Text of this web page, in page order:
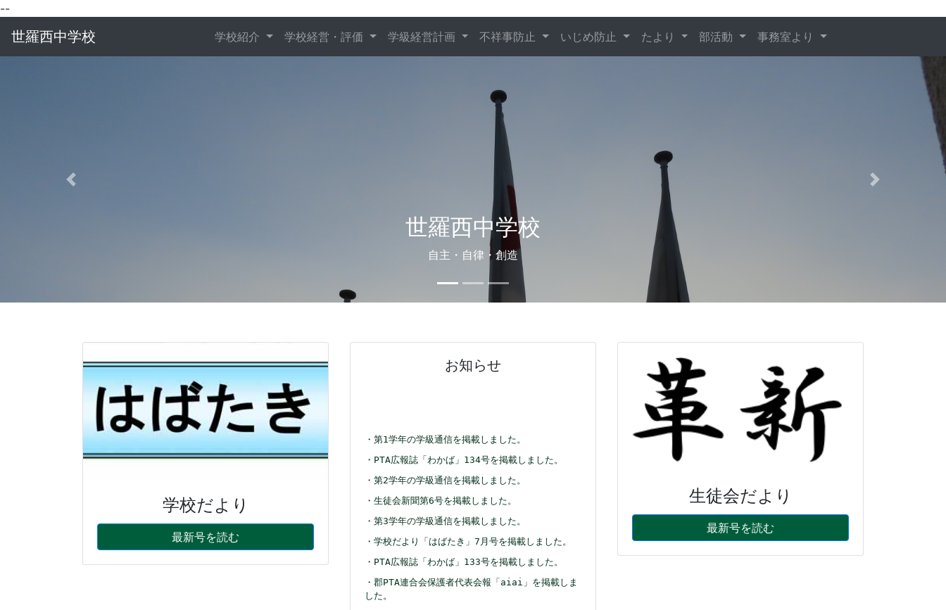
--
世羅西中学校 学校紹介 学校経営・評価 学級経営計画 不祥事防止 いじめ防止 たより 部活動 事務室より
世羅西中学校
自主・自律・創造
Previous Next
学校だより
最新号を読む
お知らせ
・第1学年の学級通信を掲載しました。
・PTA広報誌「わかば」134号を掲載しました。
・第2学年の学級通信を掲載しました。
・生徒会新聞第6号を掲載しました。
・第3学年の学級通信を掲載しました。
・学校だより「はばたき」7月号を掲載しました。
・PTA広報誌「わかば」133号を掲載しました。
・郡PTA連合会保護者代表会報「aiai」を掲載しま
した。
生徒会だより
最新号を読む